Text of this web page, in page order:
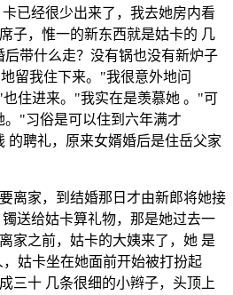
已经很少出来了，我去她房内看
子，惟一的新东西就是姑卡的 几
带什么走？没有锅也没有新炉子
留我住下来。"我很意外地问
住进来。"我实在是羡慕她 。"可
"习俗是可以住到六年满才
的聘礼，原来女婿婚后是住岳父家
离家，到结婚那日才由新郎将她接
送给姑卡算礼物，那是她过去一
家之前，姑卡的大姨来了，她 是
姑卡坐在她面前开始被打扮起
三十 几条很细的小辫子，头顶上